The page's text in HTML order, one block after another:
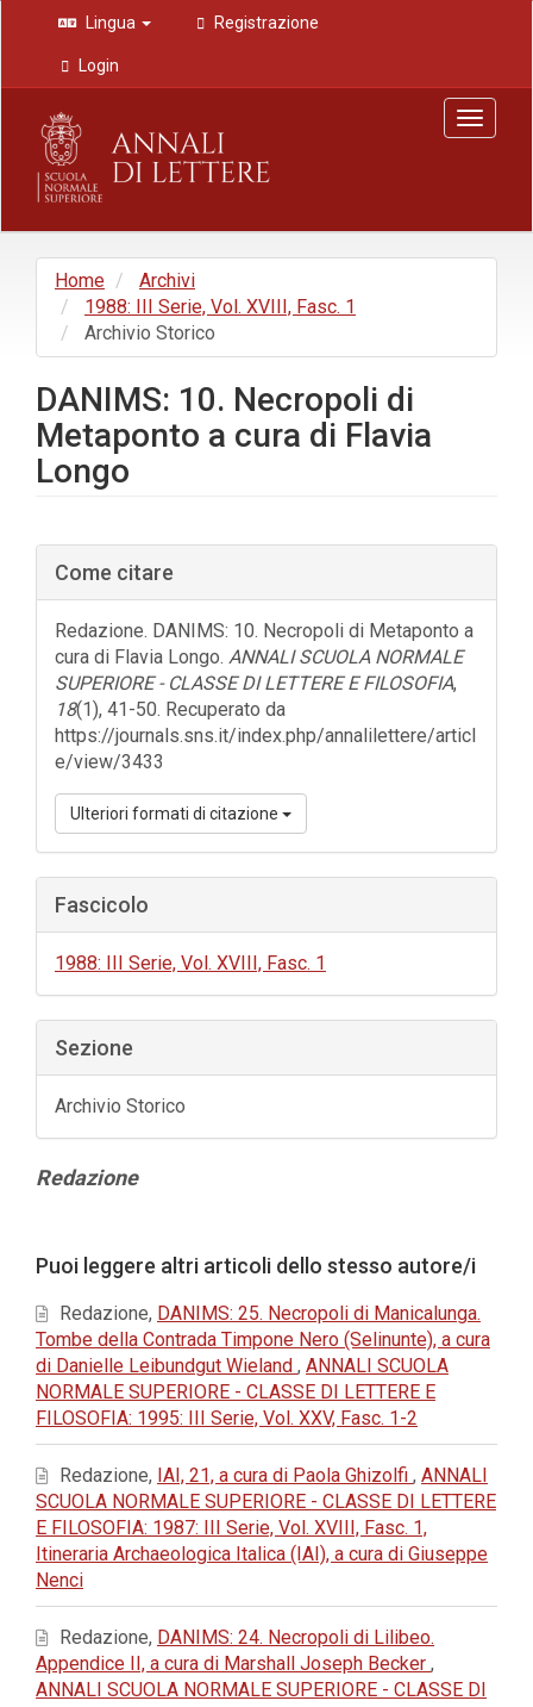
Navigazione
principale
Contenuto
principale
Barra
laterale
Lingua Registrazione
Login
Toggle
Home
Archivi
1988: III Serie, Vol. XVIII, Fasc. 1
Archivio Storico
DANIMS: 10. Necropoli di
Metaponto a cura di Flavia
Longo
Barra
laterale
dell'articolo
Come citare
Redazione. DANIMS: 10. Necropoli di Metaponto a
cura di Flavia Longo. ANNALI SCUOLA NORMALE
SUPERIORE - CLASSE DI LETTERE E FILOSOFIA,
18(1), 41-50. Recuperato da
https://journals.sns.it/index.php/annalilettere/articl
e/view/3433
Ulteriori formati di citazione
Fascicolo
1988: III Serie, Vol. XVIII, Fasc. 1
Sezione
Archivio Storico
Contenuto
Redazione
dell'articolo
Puoi leggere altri articoli dello stesso autore/i
Redazione, DANIMS: 25. Necropoli di Manicalunga.
Tombe della Contrada Timpone Nero (Selinunte), a cura
di Danielle Leibundgut Wieland , ANNALI SCUOLA
NORMALE SUPERIORE - CLASSE DI LETTERE E
FILOSOFIA: 1995: III Serie, Vol. XXV, Fasc. 1-2
Redazione, IAI, 21, a cura di Paola Ghizolfi , ANNALI
SCUOLA NORMALE SUPERIORE - CLASSE DI LETTERE
E FILOSOFIA: 1987: III Serie, Vol. XVIII, Fasc. 1,
Itineraria Archaeologica Italica (IAI), a cura di Giuseppe
Nenci
Redazione, DANIMS: 24. Necropoli di Lilibeo.
Appendice II, a cura di Marshall Joseph Becker ,
ANNALI SCUOLA NORMALE SUPERIORE - CLASSE DI